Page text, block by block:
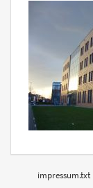
impressum.txt